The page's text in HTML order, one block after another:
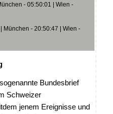
- 05:50:01 | Wien -
München - 20:50:47 | Wien -
Bundesbrief
Schweizer
jenem Ereignisse und